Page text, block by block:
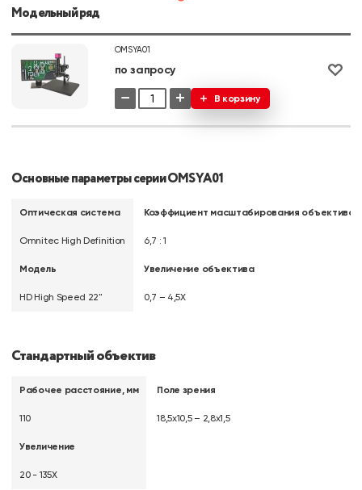
Модельный ряд
OMSYA01
по запросу
− + В корзину
Основные параметры серии OMSYA01
Оптическая система
Omnitec High Definition
Модель
HD High Speed 22"
Коэффициент масштабирования объектива
6,7 : 1
Увеличение объектива
0,7 – 4,5X
Стандартный объектив
Рабочее расстояние, мм
110
Увеличение
20 - 135Х
Поле зрения
18,5х10,5 – 2,8х1,5